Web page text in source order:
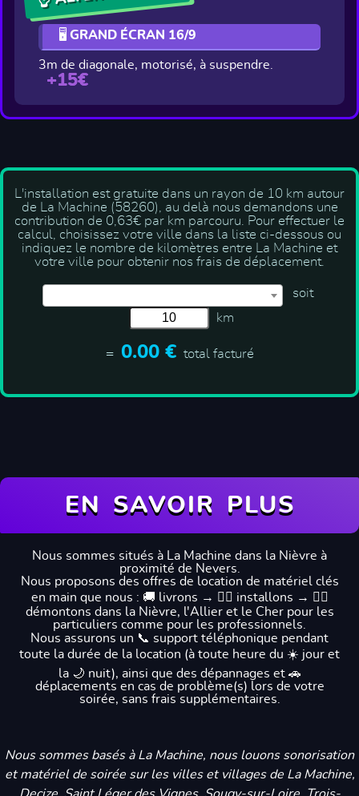
🖥️ GRAND ÉCRAN 16/9
3m de diagonale, motorisé, à suspendre.
+15€
L'installation est gratuite dans un rayon de 10 km autour
de La Machine (58260), au delà nous demandons une
contribution de 0,63€ par km parcouru . Pour effectuer le
calcul, choisissez votre ville dans la liste ci-dessous ou
indiquez le nombre de kilomètres entre La Machine et
votre ville pour obtenir nos frais de déplacement.
soit
km
= 0.00 € total facturé
EN SAVOIR PLUS
Nous sommes situés à La Machine dans la Nièvre à
proximité de Nevers.
Nous proposons des offres de location de matériel clés
en main que nous : 🚚 livrons → 👷‍♂️ installons → 👷‍♂️
démontons dans la Nièvre, l'Allier et le Cher pour les
particuliers comme pour les professionnels.
Nous assurons un 📞 support téléphonique pendant
toute la durée de la location (à toute heure du ☀️ jour et
la 🌙 nuit), ainsi que des dépannages et 🚗
déplacements en cas de problème(s) lors de votre
soirée, sans frais supplémentaires.
Nous sommes basés à La Machine, nous louons sonorisation
et matériel de soirée sur les villes et villages de La Machine,